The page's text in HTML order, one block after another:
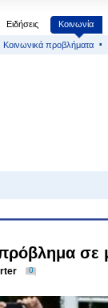
Ειδήσεις Κοινωνία
Κοινωνικά προβλήματα
σε
0